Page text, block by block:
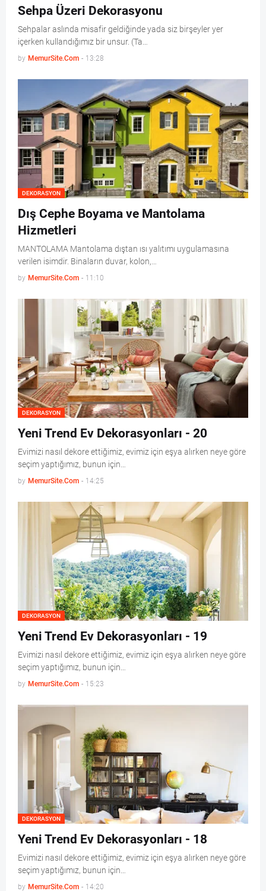
Sehpa Üzeri Dekorasyonu
Sehpalar aslında misafir geldiğinde yada siz birşeyler yer
içerken kullandığımız bir unsur. (Ta…
by MemurSite.Com - 13:28
DEKORASYON
Dış Cephe Boyama ve Mantolama
Hizmetleri
MANTOLAMA Mantolama dıştan ısı yalıtımı uygulamasına
verilen isimdir. Binaların duvar, kolon,…
by MemurSite.Com - 11:10
DEKORASYON
Yeni Trend Ev Dekorasyonları - 20
Evimizi nasıl dekore ettiğimiz, evimiz için eşya alırken neye göre
seçim yaptığımız, bunun için…
by MemurSite.Com - 14:25
DEKORASYON
Yeni Trend Ev Dekorasyonları - 19
Evimizi nasıl dekore ettiğimiz, evimiz için eşya alırken neye göre
seçim yaptığımız, bunun için…
by MemurSite.Com - 15:23
DEKORASYON
Yeni Trend Ev Dekorasyonları - 18
Evimizi nasıl dekore ettiğimiz, evimiz için eşya alırken neye göre
seçim yaptığımız, bunun için…
by MemurSite.Com - 14:20